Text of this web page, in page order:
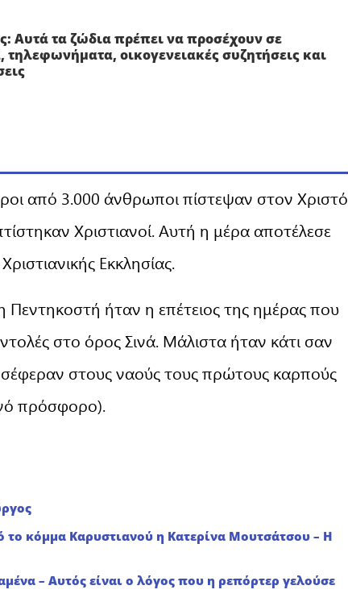
Αυτά τα ζώδια πρέπει να προσέχουν σε
τηλεφωνήματα, οικογενειακές συζητήσεις και
από 3.000 άνθρωποι πίστεψαν στον Χριστό
Χριστιανοί. Αυτή η μέρα αποτέλεσε
Εκκλησίας.
ήταν η επέτειος της ημέρας που
στο όρος Σινά. Μάλιστα ήταν κάτι σαν
στους ναούς τους πρώτους καρπούς
πρόσφορο).
κόμμα Καρυστιανού η Κατερίνα Μουτσάτσου – Η
– Αυτός είναι ο λόγος που η ρεπόρτερ γελούσε